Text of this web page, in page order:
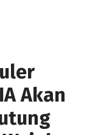
Akan